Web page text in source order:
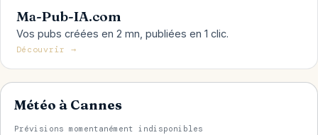
Ma-Pub-IA.com
Vos pubs créées en 2 mn, publiées en 1 clic.
Découvrir →
Météo à Cannes
Prévisions momentanément indisponibles